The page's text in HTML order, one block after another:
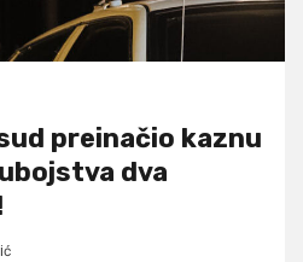
preinačio kaznu
dva